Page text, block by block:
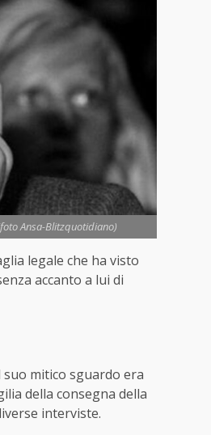
Ansa-Blitzquotidiano)
legale che ha visto
accanto a lui di
mitico sguardo era
della consegna della
interviste.